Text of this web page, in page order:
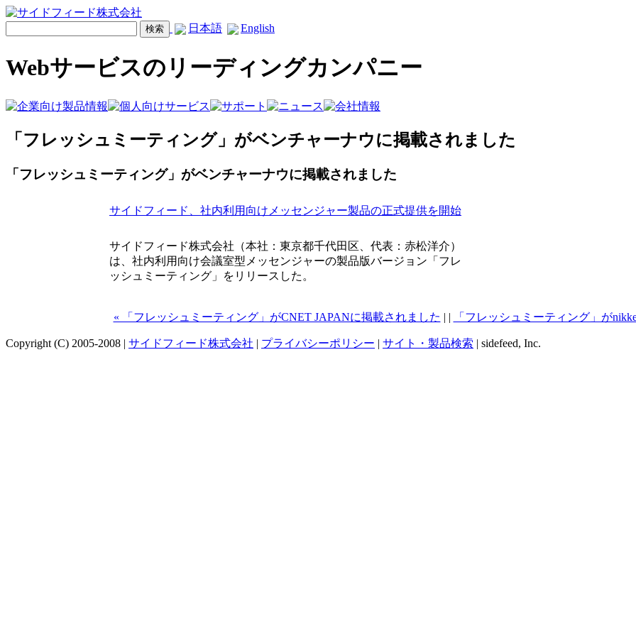
日本語 English
Webサービスのリーディングカンパニー
「フレッシュミーティング」がベンチャーナウに掲載されました
「フレッシュミーティング」がベンチャーナウに掲載されました
サイドフィード、社内利用向けメッセンジャー製品の正式提供を開始
サイドフィード株式会社（本社：東京都千代田区、代表：赤松洋介）
は、社内利用向け会議室型メッセンジャーの製品版バージョン「フレ
ッシュミーティング」をリリースした。
« 「フレッシュミーティング」がCNET JAPANに掲載されました | | 「フレッシュミーティング」が
Copyright (C) 2005-2008 | サイドフィード株式会社 | プライバシーポリシー | サイト・製品検索 | sidefeed, Inc.